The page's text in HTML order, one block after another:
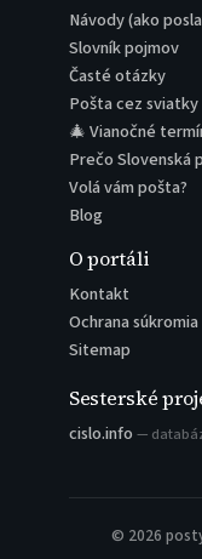
Návody (ako
Slovník pojmov
Časté otázky
Pošta cez sviatky
🎄 Vianočné
Prečo Slovenská
Volá vám pošta?
Blog
O portáli
Kontakt
Ochrana súkromia
Sitemap
Sesterské
cislo.info —
© 2026